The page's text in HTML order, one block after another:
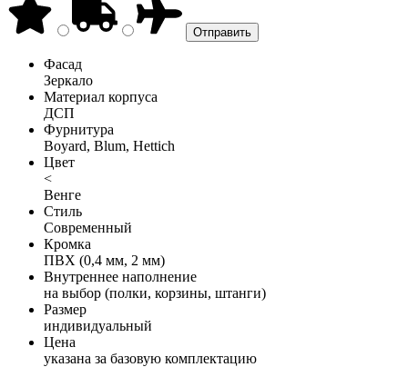
Фасад
Зеркало
Материал корпуса
ДСП
Фурнитура
Boyard, Blum, Hettich
Цвет
<
Венге
Стиль
Современный
Кромка
ПВХ (0,4 мм, 2 мм)
Внутреннее наполнение
на выбор (полки, корзины, штанги)
Размер
индивидуальный
Цена
указана за базовую комплектацию